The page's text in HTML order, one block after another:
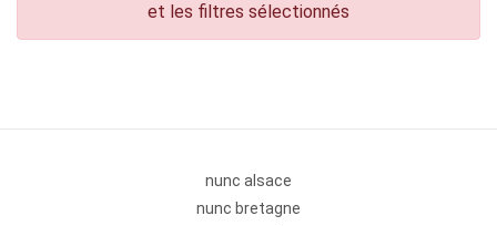
et les filtres sélectionnés
nunc alsace
nunc bretagne